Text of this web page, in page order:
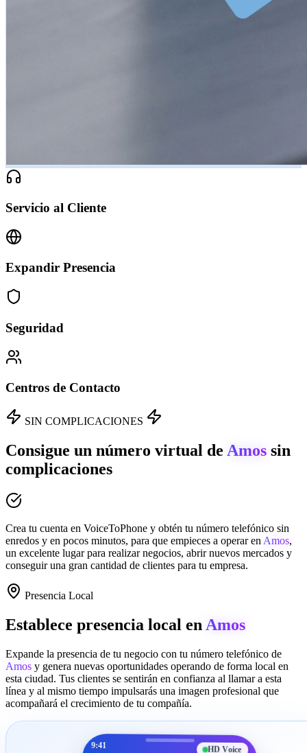
Servicio al Cliente
Expandir Presencia
Seguridad
Centros de Contacto
SIN COMPLICACIONES
Consigue un número virtual de Amos sin
complicaciones
Crea tu cuenta en VoiceToPhone y obtén tu número telefónico sin
enredos y en pocos minutos, para que empieces a operar en Amos,
un excelente lugar para realizar negocios, abrir nuevos mercados y
conseguir una gran cantidad de clientes para tu empresa.
Presencia Local
Establece presencia local en Amos
Expande la presencia de tu negocio con tu número telefónico de
Amos y genera nuevas oportunidades operando de forma local en
esta ciudad. Tus clientes se sentirán en confianza al llamar a esta
línea y al mismo tiempo impulsarás una imagen profesional que
acompañará el crecimiento de tu compañía.
9:41 HD Voice